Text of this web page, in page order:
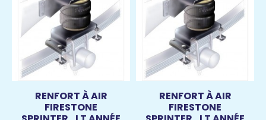
RENFORT À AIR
FIRESTONE
RENFORT À AIR
FIRESTONE